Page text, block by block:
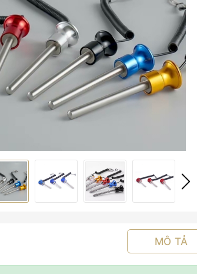
MÔ TẢ